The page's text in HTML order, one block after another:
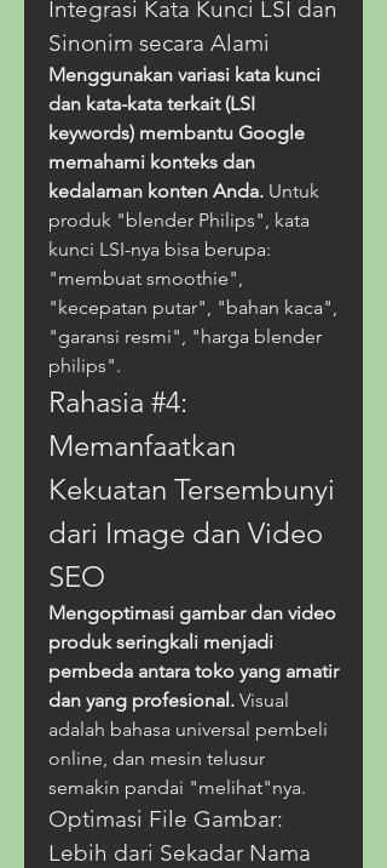
Integrasi Kata Kunci LSI dan
Sinonim secara Alami
Menggunakan variasi kata kunci
dan kata-kata terkait (LSI
keywords) membantu Google
memahami konteks dan
kedalaman konten Anda. Untuk
produk "blender Philips", kata
kunci LSI-nya bisa berupa:
"membuat smoothie",
"kecepatan putar", "bahan kaca",
"garansi resmi", "harga blender
philips".
Rahasia #4:
Memanfaatkan
Kekuatan Tersembunyi
dari Image dan Video
SEO
Mengoptimasi gambar dan video
produk seringkali menjadi
pembeda antara toko yang amatir
dan yang profesional. Visual
adalah bahasa universal pembeli
online, dan mesin telusur
semakin pandai "melihat"nya.
Optimasi File Gambar:
Lebih dari Sekadar Nama